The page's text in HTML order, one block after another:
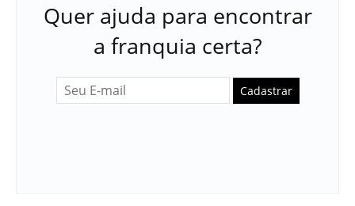
Quer ajuda para encontrar
a franquia certa?
Cadastrar